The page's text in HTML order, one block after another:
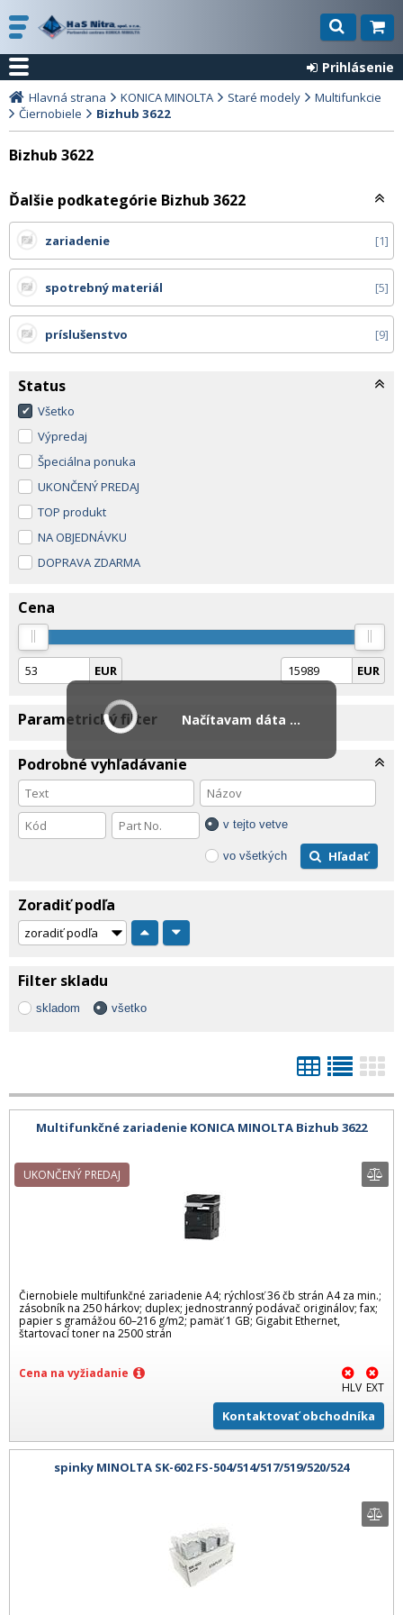
Prihlásenie
Hlavná strana KONICA MINOLTA Staré modely
Multifunkcie
Čiernobiele
Bizhub 3622
Bizhub 3622
Ďalšie podkategórie Bizhub 3622
zariadenie 1
spotrebný materiál 5
príslušenstvo 9
Status
Všetko
Výpredaj
Špeciálna ponuka
UKONČENÝ PREDAJ
TOP produkt
NA OBJEDNÁVKU
DOPRAVA ZDARMA
Cena
EUR EUR
Parametrický filter
Podrobné vyhľadávanie
v tejto vetve
vo všetkých Hľadať
Zoradiť podľa
Filter skladu
skladom všetko
Multifunkčné zariadenie KONICA MINOLTA Bizhub 3622
Čiernobiele multifunkčné zariadenie A4; rýchlosť 36 čb strán A4 za min.;
zásobník na 250 hárkov; duplex; jednostranný podávač originálov; fax;
papier s gramážou 60–216 g/m2; pamäť 1 GB; Gigabit Ethernet,
štartovací toner na 2500 strán
Cena na vyžiadanie
UKONČENÝ PREDAJ
HLV EXT
Kontaktovať obchodníka
spinky MINOLTA SK-602 FS-504/514/517/519/520/524
Načítavam dáta ...